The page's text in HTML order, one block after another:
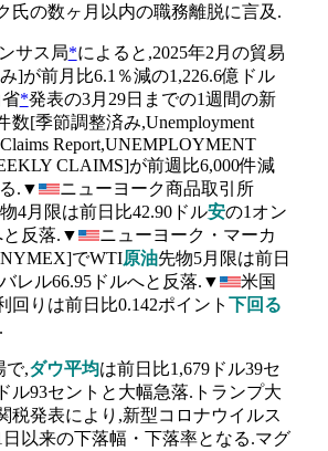
氏の数ヶ月以内の職務離脱に言及.
サス局*によると,2025年2月の貿易
]が前月比6.1％減の1,226.6億ドル
*発表の3月29日までの1週間の新
数[季節調整済み,Unemployment
Claims Report,UNEMPLOYMENT
CLAIMS]が前週比6,000件減
.▼
ニューヨーク商品取引所
4月限は前日比42.90ドル安の1オン
と反落.▼
ニューヨーク・マーカ
でWTI原油先物5月限は前日
レル66.95ドルへと反落.▼
米国
回りは前日比0.142ポイント 下回る
で,ダウ平均は前日比1,679ドル39セ
ル93セントと大幅急落.トランプ大
税発表により,新型コロナウイルス
日以来の下落幅・下落率となる.マグ